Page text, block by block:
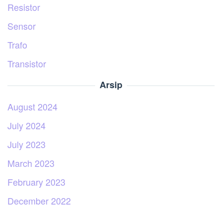
Resistor
Sensor
Trafo
Transistor
Arsip
August 2024
July 2024
July 2023
March 2023
February 2023
December 2022